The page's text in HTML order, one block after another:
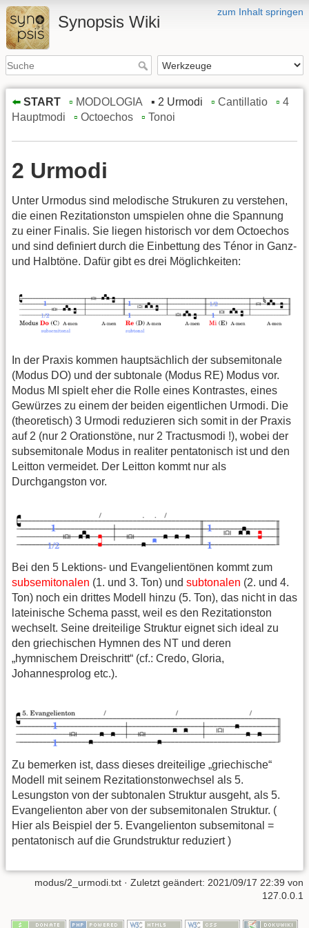
zum Inhalt springen
Synopsis Wiki
⬅️ START ▫️ MODOLOGIA ▪️ 2 Urmodi ▫️ Cantillatio ▫️ 4
Hauptmodi
▫️ Octoechos ▫️ Tonoi
2 Urmodi
Unter Urmodus sind melodische Strukuren zu verstehen,
die einen Rezitationston umspielen ohne die Spannung
zu einer Finalis. Sie liegen historisch vor dem Octoechos
und sind definiert durch die Einbettung des Ténor in Ganz-
und Halbtöne. Dafür gibt es drei Möglichkeiten:
In der Praxis kommen hauptsächlich der subsemitonale
(Modus DO) und der subtonale (Modus RE) Modus vor.
Modus MI spielt eher die Rolle eines Kontrastes, eines
Gewürzes zu einem der beiden eigentlichen Urmodi. Die
(theoretisch) 3 Urmodi reduzieren sich somit in der Praxis
auf 2 (nur 2 Orationstöne, nur 2 Tractusmodi !), wobei der
subsemitonale Modus in realiter pentatonisch ist und den
Leitton vermeidet. Der Leitton kommt nur als
Durchgangston vor.
Bei den 5 Lektions- und Evangelientönen kommt zum
subsemitonalen (1. und 3. Ton) und subtonalen (2. und 4.
Ton) noch ein drittes Modell hinzu (5. Ton), das nicht in das
lateinische Schema passt, weil es den Rezitationston
wechselt. Seine dreiteilige Struktur eignet sich ideal zu
den griechischen Hymnen des NT und deren
„hymnischem Dreischritt“ (cf.: Credo, Gloria,
Johannesprolog etc.).
Zu bemerken ist, dass dieses dreiteilige „griechische“
Modell mit seinem Rezitationstonwechsel als 5.
Lesungston von der subtonalen Struktur ausgeht, als 5.
Evangelienton aber von der subsemitonalen Struktur. (
Hier als Beispiel der 5. Evangelienton subsemitonal =
pentatonisch auf die Grundstruktur reduziert )
modus/2_urmodi.txt · Zuletzt geändert: 2021/09/17 22:39 von
127.0.0.1